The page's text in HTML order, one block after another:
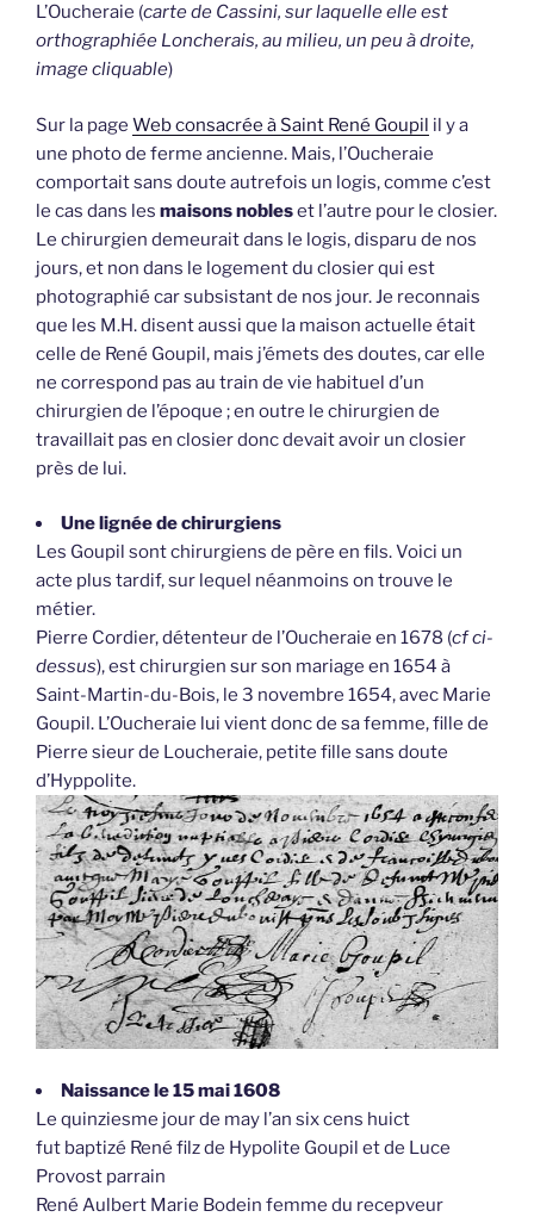
L’Oucheraie (carte de Cassini, sur laquelle elle est
orthographiée Loncherais, au milieu, un peu à droite,
image cliquable)
Sur la page Web consacrée à Saint René Goupil il y a
une photo de ferme ancienne. Mais, l’Oucheraie
comportait sans doute autrefois un logis, comme c’est
le cas dans les maisons nobleset l’autre pour le closier.
Le chirurgien demeurait dans le logis, disparu de nos
jours, et non dans le logement du closier qui est
photographié car subsistant de nos jour. Je reconnais
que les M.H. disent aussi que la maison actuelle était
celle de René Goupil, mais j’émets des doutes, car elle
ne correspond pas au train de vie habituel d’un
chirurgien de l’époque ; en outre le chirurgien de
travaillait pas en closier donc devait avoir un closier
près de lui.
Une lignée de chirurgiens
Les Goupil sont chirurgiens de père en fils. Voici un
acte plus tardif, sur lequel néanmoins on trouve le
métier.
Pierre Cordier, détenteur de l’Oucheraie en 1678 (cf ci-
dessus), est chirurgien sur son mariage en 1654 à
Saint-Martin-du-Bois, le 3 novembre 1654, avec Marie
Goupil. L’Oucheraie lui vient donc de sa femme, fille de
Pierre sieur de Loucheraie, petite fille sans doute
d’Hyppolite.
Naissance le 15 mai 1608
Le quinziesme jour de may l’an six cens huict
fut baptizé René filz de Hypolite Goupil et de Luce
Provost parrain
René Aulbert Marie Bodein femme du recepveur